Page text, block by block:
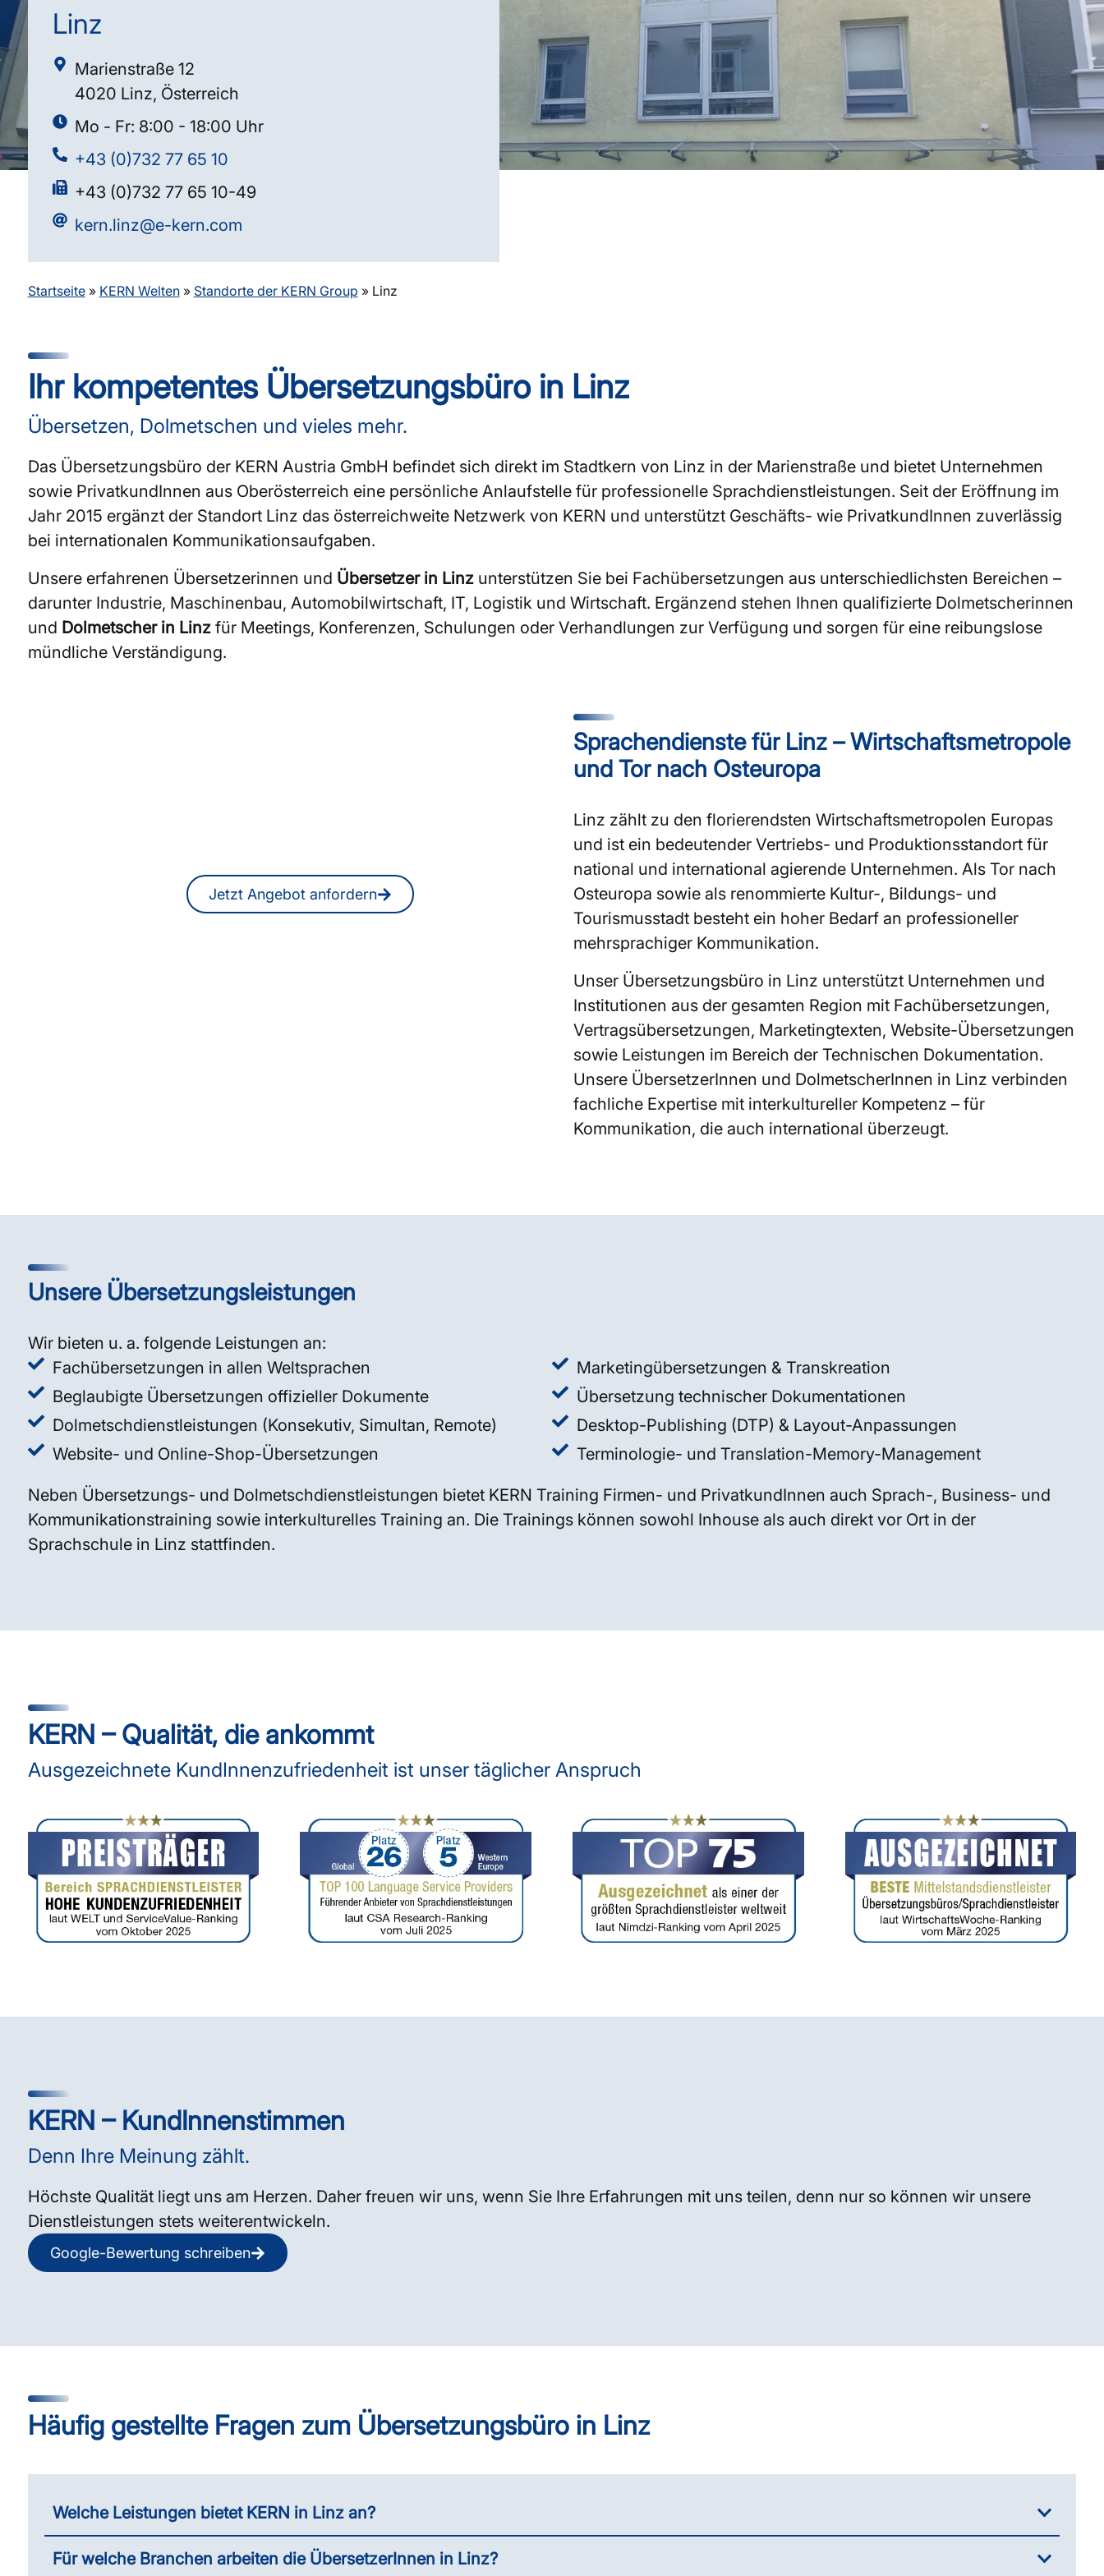
Linz
Marienstraße 12
4020 Linz, Österreich
Mo - Fr: 8:00 - 18:00 Uhr
+43 (0)732 77 65 10
+43 (0)732 77 65 10-49
kern.linz@e-kern.com
Startseite» KERN Welten» Standorte der KERN Group » Linz
Ihr kompetentes Übersetzungsbüro in Linz
Übersetzen, Dolmetschen und vieles mehr.
Das Übersetzungsbüro der KERN Austria GmbH befindet sich direkt im Stadtkern von Linz in der Marienstraße und bietet Unternehmen
sowie PrivatkundInnen aus Oberösterreich eine persönliche Anlaufstelle für professionelle Sprachdienstleistungen. Seit der Eröffnung im
Jahr 2015 ergänzt der Standort Linz das österreichweite Netzwerk von KERN und unterstützt Geschäfts- wie PrivatkundInnen zuverlässig
bei internationalen Kommunikationsaufgaben.
Unsere erfahrenen Übersetzerinnen und Übersetzer in Linzunterstützen Sie bei Fachübersetzungen aus unterschiedlichsten Bereichen –
darunter Industrie, Maschinenbau, Automobilwirtschaft, IT, Logistik und Wirtschaft. Ergänzend stehen Ihnen qualifizierte Dolmetscherinnen
und Dolmetscher in Linzfür Meetings, Konferenzen, Schulungen oder Verhandlungen zur Verfügung und sorgen für eine reibungslose
mündliche Verständigung.
Jetzt Angebot anfordern
Sprachendienste für Linz – Wirtschaftsmetropole
und Tor nach Osteuropa
Linz zählt zu den florierendsten Wirtschaftsmetropolen Europas
und ist ein bedeutender Vertriebs- und Produktionsstandort für
national und international agierende Unternehmen. Als Tor nach
Osteuropa sowie als renommierte Kultur-, Bildungs- und
Tourismusstadt besteht ein hoher Bedarf an professioneller
mehrsprachiger Kommunikation.
Unser Übersetzungsbüro in Linz unterstützt Unternehmen und
Institutionen aus der gesamten Region mit Fachübersetzungen,
Vertragsübersetzungen, Marketingtexten, Website-Übersetzungen
sowie Leistungen im Bereich der Technischen Dokumentation.
Unsere ÜbersetzerInnen und DolmetscherInnen in Linz verbinden
fachliche Expertise mit interkultureller Kompetenz – für
Kommunikation, die auch international überzeugt.
Unsere Übersetzungsleistungen
Wir bieten u. a. folgende Leistungen an:
Fachübersetzungen in allen Weltsprachen
Beglaubigte Übersetzungen offizieller Dokumente
Dolmetschdienstleistungen (Konsekutiv, Simultan, Remote)
Website- und Online-Shop-Übersetzungen
Marketingübersetzungen & Transkreation
Übersetzung technischer Dokumentationen
Desktop-Publishing (DTP) & Layout-Anpassungen
Terminologie- und Translation-Memory-Management
Neben Übersetzungs- und Dolmetschdienstleistungen bietet KERN Training Firmen- und PrivatkundInnen auch Sprach-, Business- und
Kommunikationstraining sowie interkulturelles Training an. Die Trainings können sowohl Inhouse als auch direkt vor Ort in der
Sprachschule in Linz stattfinden.
KERN – Qualität, die ankommt
Ausgezeichnete KundInnenzufriedenheit ist unser täglicher Anspruch
KERN – KundInnenstimmen
Denn Ihre Meinung zählt.
Höchste Qualität liegt uns am Herzen. Daher freuen wir uns, wenn Sie Ihre Erfahrungen mit uns teilen, denn nur so können wir unsere
Dienstleistungen stets weiterentwickeln.
Google-Bewertung schreiben
Häufig gestellte Fragen zum Übersetzungsbüro in Linz
Welche Leistungen bietet KERN in Linz an?
Für welche Branchen arbeiten die ÜbersetzerInnen in Linz?